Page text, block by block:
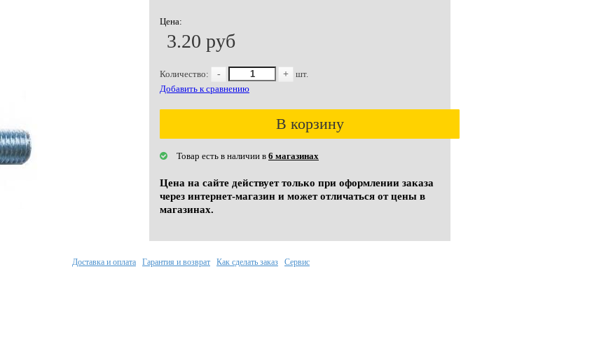
Цена:
3.20 руб
Количество: - +
шт.
Добавить к сравнению
В корзину
Товар есть в наличии в 6 магазинах
Цена на сайте действует только при оформлении заказа
через интернет-магазин и может отличаться от цены в
магазинах.
Доставка и оплата Гарантия и возврат Как сделать заказ Сервис